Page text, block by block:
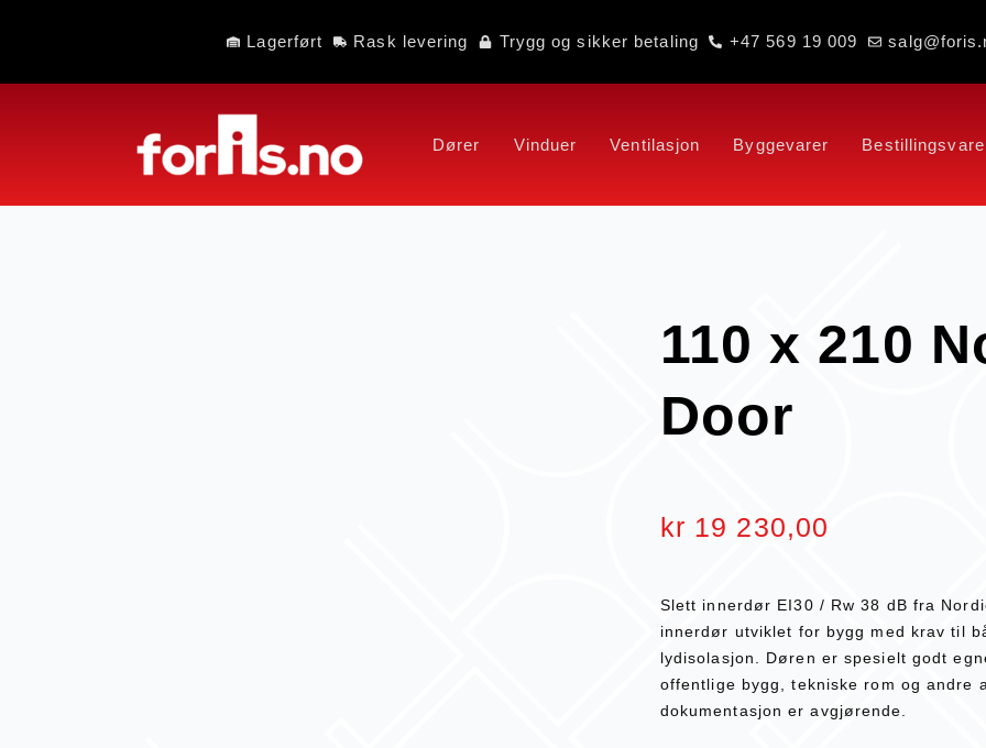
Lagerført Rask levering Trygg og sikker betaling +47 569 19 009
Dører Vinduer Ventilasjon Byggevarer Bestillingsvare
110 x 210
Door
kr 19 230,00
Slett innerdør EI30 / Rw 38 dB fra
innerdør utviklet for bygg med krav til
lydisolasjon. Døren er spesielt godt
offentlige bygg, tekniske rom og andre
dokumentasjon er avgjørende.